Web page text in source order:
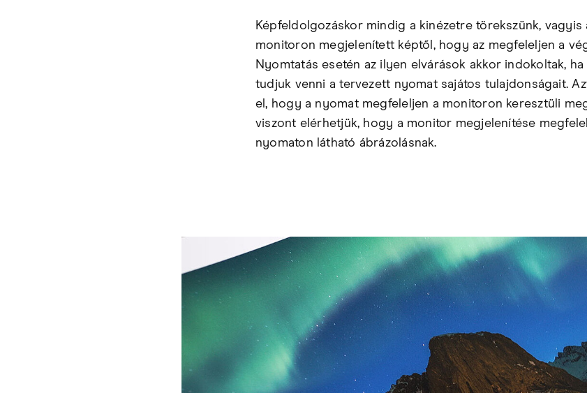
Képfeldolgozáskor mindig a kinézetre törekszünk, vagyis
monitoron megjelenített képtől, hogy az megfeleljen a
Nyomtatás esetén az ilyen elvárások akkor indokoltak,
tudjuk venni a tervezett nyomat sajátos tulajdonságait.
el, hogy a nyomat megfeleljen a monitoron keresztüli
viszont elérhetjük, hogy a monitor megjelenítése
nyomaton látható ábrázolásnak.